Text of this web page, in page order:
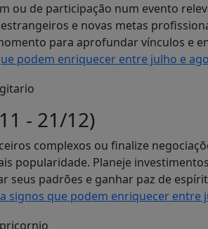
ou de participação num evento
e novas metas
para aprofundar vínculos e
podem enriquecer entre julho e
- 21/12)
complexos ou finalize
popularidade. Planeje
seus padrões e ganhar paz de
signos que podem enriquecer entre